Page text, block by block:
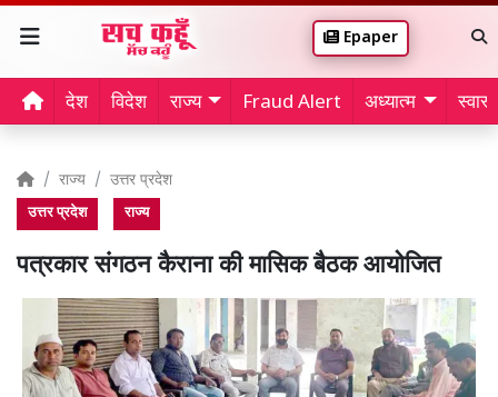
Epaper
देश विदेश राज्य Fraud Alert अध्यात्म
राज्य उत्तर प्रदेश
उत्तर प्रदेश राज्य
पत्रकार संगठन कैराना की मासिक बैठक आयोजित